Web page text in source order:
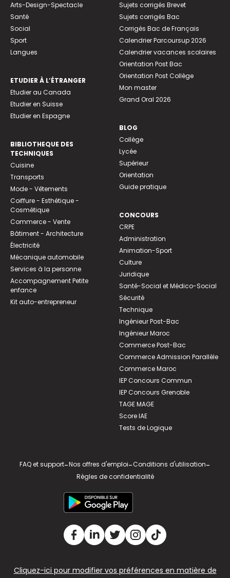
Arts-Design-Spectacle
Santé
Social
Sport
Langues
ETUDIER À L’ÉTRANGER
Etudier au Canada
Etudier en Suisse
Etudier en Espagne
BIBLIOTHEQUE DES
TECHNIQUES
Cuisine
Transports
Mode - Vêtements
Coiffure - Esthétique -
Cosmétique
Commerce - Vente
Bâtiment - Architecture
Électricité
Mécanique automobile
Services à la personne
Accompagnement Petite
enfance
Kit auto-entrepreneur
Sujets corrigés Brevet
Sujets corrigés Bac
Corrigés Bac de Français
Calendrier Parcoursup 2026
Calendrier vacances scolaires
Orientation Post Bac
Orientation Post Collège
Mon master
Grand Oral 2026
BLOG
Collège
Lycée
Supérieur
Orientation
Guide pratique
CONCOURS
CRPE
Administration
Animation-Sport
Culture
Juridique
Santé-Social et Médico-Social
Sécurité
Technique
Ingénieur Post-Bac
Ingénieur Maroc
Commerce Post-Bac
Commerce Admission Parallèle
Commerce Maroc
IEP Concours Commun
IEP Concours Grenoble
TAGE MAGE
Score IAE
Tests de Logique
FAQ et support-Nos offres d'emploi-Conditions d'utilisation-
Règles de confidentialité
Cliquez-ici pour modifier vos préférences en matière de